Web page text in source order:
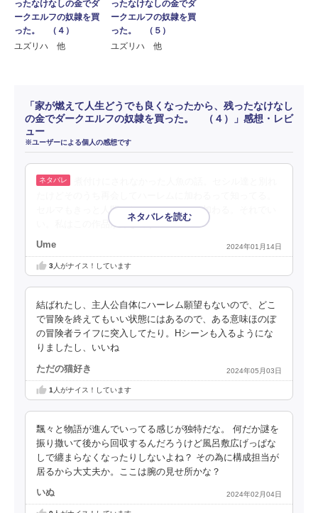
ったなけなしの金でダ
ークエルフの奴隷を買
った。 （４）
ユズリハ 他
ったなけなしの金でダ
ークエルフの奴隷を買
った。 （５）
ユズリハ 他
「家が燃えて人生どうでも良くなったから、残ったなけなし
の金でダークエルフの奴隷を買った。 （４）」感想・レビ
ュー
※ユーザーによる個人の感想です
セルマもきっと人間になってハーレムに加わる。それでい
い。私はこの作品が好きです。
Ume 2024年01月14日
3人がナイス！しています
結ばれたし、主人公自体にハーレム願望もないので、どこ
で冒険を終えてもいい状態にはあるので、ある意味ほのぼ
の冒険者ライフに突入してたり。Hシーンも入るようにな
りましたし、いいね
ただの猫好き 2024年05月03日
1 人がナイス！しています
飄々と物語が進んでいってる感じが独特だな。 何だか謎を
振り撒いて後から回収するんだろうけど風呂敷広げっぱな
しで纏まらなくなったりしないよね？ その為に構成担当が
居るから大丈夫か。ここは腕の見せ所かな？
いぬ 2024年02月04日